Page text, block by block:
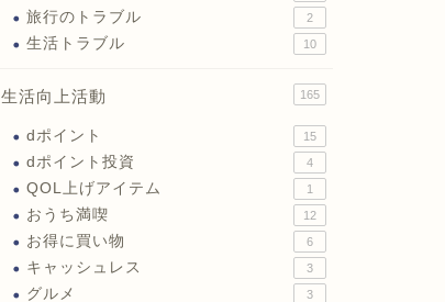
旅行のトラブル 2
生活トラブル 10
生活向上活動 165
dポイント 15
dポイント投資 4
QOL上げアイテム 1
おうち満喫 12
お得に買い物 6
キャッシュレス 3
グルメ 3